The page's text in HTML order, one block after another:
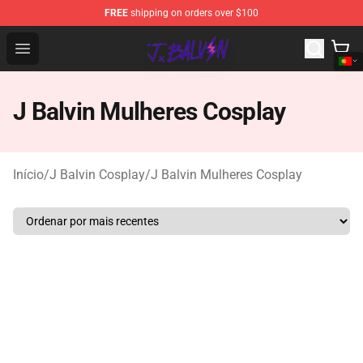
FREE shipping on orders over $100
Open menu
J Balvin Store - Official J Balvin Merchandise Shop
J Balvin Mulheres Cosplay
Início/J Balvin Cosplay/J Balvin Mulheres Cosplay